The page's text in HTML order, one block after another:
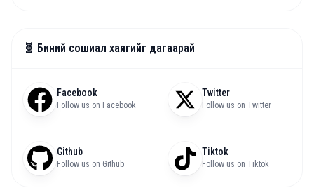
🧬 Биний сошиал хаягийг дагаарай
Facebook
Follow us on Facebook
Twitter
Follow us on Twitter
Github
Follow us on Github
Tiktok
Follow us on Tiktok